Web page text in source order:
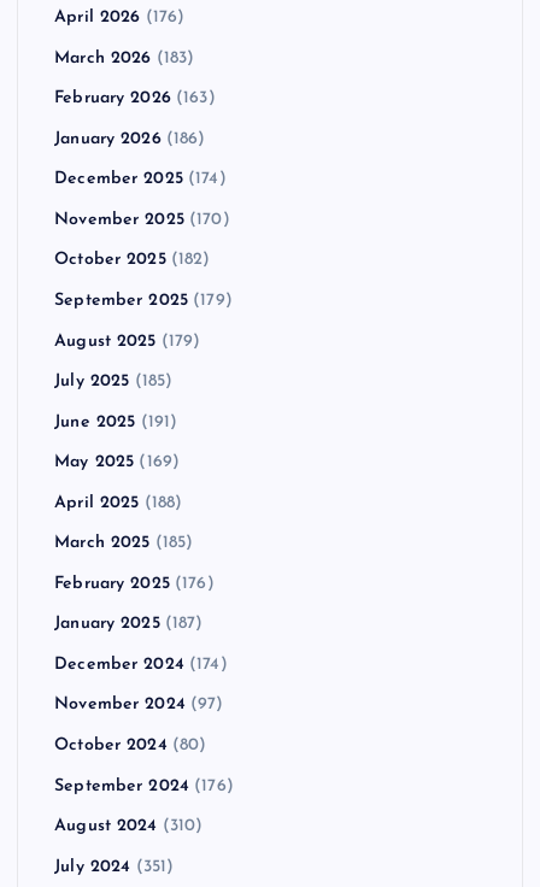
April 2026 (176)
March 2026 (183)
February 2026(163)
January 2026(186)
December 2025(174)
November 2025(170)
October 2025(182)
September 2025 (179)
August 2025 (179)
July 2025 (185)
June 2025 (191)
May 2025 (169)
April 2025 (188)
March 2025 (185)
February 2025(176)
January 2025(187)
December 2024 (174)
November 2024 (97)
October 2024 (80)
September 2024 (176)
August 2024 (310)
July 2024 (351)